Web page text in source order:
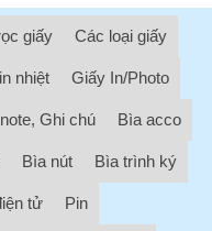
giấy Các loại giấy
nhiệt Giấy In/Photo
Ghi chú Bìa acco
Bìa nút Bìa trình ký
tử Pin